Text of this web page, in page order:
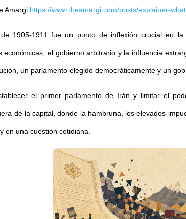
Amargi https://www.theamargi.com/posts/explainer-
de 1905-1911 fue un punto de inflexión crucial en
económicas, el gobierno arbitrario y la influencia
un parlamento elegido democráticamente y un
el primer parlamento de Irán y limitar el
de la capital, donde la hambruna, los elevados
en una cuestión cotidiana.